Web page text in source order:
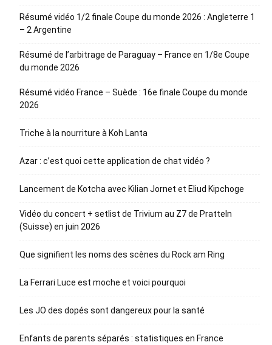
Résumé vidéo 1/2 finale Coupe du monde 2026 : Angleterre 1
– 2 Argentine
Résumé de l’arbitrage de Paraguay – France en 1/8e Coupe
du monde 2026
Résumé vidéo France – Suède : 16e finale Coupe du monde
2026
Triche à la nourriture à Koh Lanta
Azar : c’est quoi cette application de chat vidéo ?
Lancement de Kotcha avec Kilian Jornet et Eliud Kipchoge
Vidéo du concert + setlist de Trivium au Z7 de Pratteln
(Suisse) en juin 2026
Que signifient les noms des scènes du Rock am Ring
La Ferrari Luce est moche et voici pourquoi
Les JO des dopés sont dangereux pour la santé
Enfants de parents séparés : statistiques en France